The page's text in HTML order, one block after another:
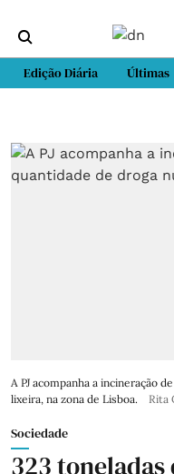
Edição Diária Últimas
A PJ acompanha a incineração
lixeira, na zona de Lisboa.
Rita
Sociedade
323 toneladas